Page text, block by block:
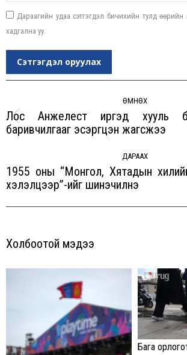
Дараагийн удаа сэтгэгдэл бичихийн тулд
хадгална уу.
Сэтгэгдэл оруулах
ӨМНӨХ
Previous
Лос Анжелест иргэд хууль
баривчилгааг эсэргүүцэн жагсжээ
ДАРААХ
Next
1955 оны “Монгол, Хятадын
хэлэлцээр”-ийг шинэчилнэ
Холбоотой мэдээ
Бага